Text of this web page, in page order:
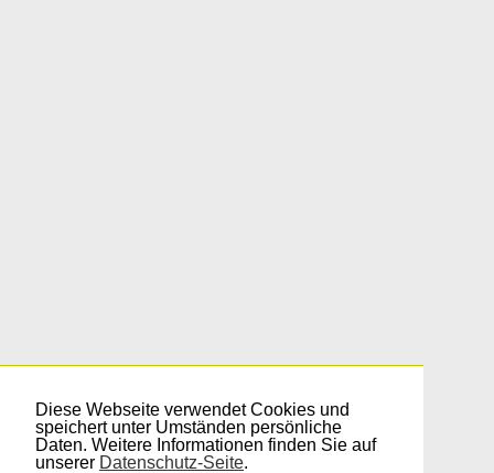
Diese Webseite verwendet Cookies und
speichert unter Umständen persönliche
Daten. Weitere Informationen finden Sie auf
unserer Datenschutz-Seite.